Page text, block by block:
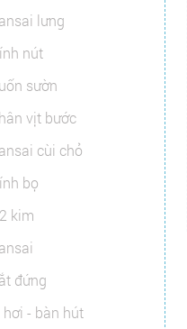
lưng
nút
sườn
vịt bước
cùi chỏ
bọ
kim
đứng
hơi - bàn hút